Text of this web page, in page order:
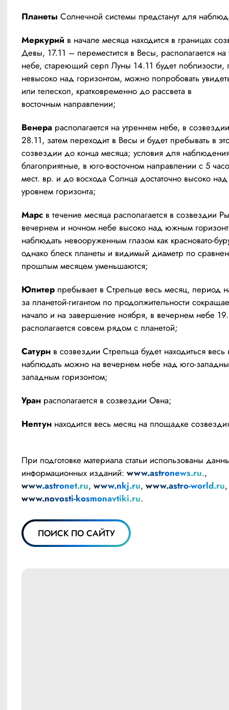
Планеты Солнечной системы предстанут для
Меркурий в начале месяца находится в границах
Девы, 17.11 – переместится в Весы, располагается на
небе, стареющий серп Луны 14.11 будет поблизости,
невысоко над горизонтом, можно попробовать
или телескоп, кратковременно до рассвета в
восточным направлении;
Венера располагается на утреннем небе, в
28.11, затем переходит в Весы и будет пребывать в
созвездии до конца месяца; условия для
благоприятные, в юго-восточном направлении с 5
мест. вр. и до восхода Солнца достаточно высоко над
уровнем горизонта;
Марс в течение месяца располагается в созвездии
вечернем и ночном небе высоко над южным
наблюдать невооруженным глазом как красновато-
однако блеск планеты и видимый диаметр по
прошлым месяцем уменьшаются;
Юпитер пребывает в Стрельце весь месяц, период
за планетой-гигантом по продолжительности
начало и на завершение ноября, в вечернем небе
располагается совсем рядом с планетой;
Сатурн в созвездии Стрельца будет находиться
наблюдать можно на вечернем небе над юго-
западным горизонтом;
Уран располагается в созвездии Овна;
Нептун находится весь месяц на площадке
При подготовке материала статьи использованы
информационных изданий: www.astronews.ru
www.astronet.ru, www.nkj.ru, www.astro-world.ru
www.novosti-kosmonavtiki.ru.
ПОИСК ПО САЙТУ